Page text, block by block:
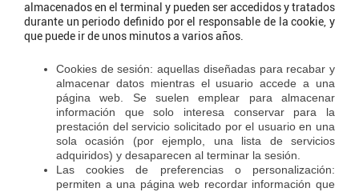
almacenados en el terminal y pueden ser accedidos y tratados
durante un periodo definido por el responsable de la cookie, y
que puede ir de unos minutos a varios años.
Cookies de sesión: aquellas diseñadas para recabar y
almacenar datos mientras el usuario accede a una
página web. Se suelen emplear para almacenar
información que solo interesa conservar para la
prestación del servicio solicitado por el usuario en una
sola ocasión (por ejemplo, una lista de servicios
adquiridos) y desaparecen al terminar la sesión.
Las cookies de preferencias o personalización:
permiten a una página web recordar información que